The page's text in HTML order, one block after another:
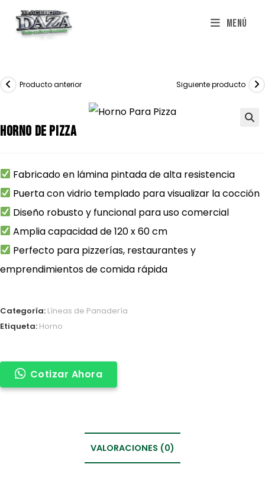
Saltar
contenido
Menú
Producto anterior Siguiente producto
Horno de Pizza
Fabricado en lámina pintada de alta resistencia
Puerta con vidrio templado para visualizar la cocción
Diseño robusto y funcional para uso comercial
Amplia capacidad de 120 x 60 cm
Perfecto para pizzerías, restaurantes y
emprendimientos de comida rápida
Categoría: Líneas de Panadería
Etiqueta: Horno
Cotizar Ahora
VALORACIONES (0)